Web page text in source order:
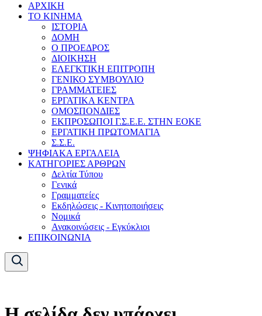
ΑΡΧΙΚΗ
ΤΟ ΚΙΝΗΜΑ
ΙΣΤΟΡΙΑ
ΔΟΜΗ
Ο ΠΡΟΕΔΡΟΣ
ΔΙΟΙΚΗΣΗ
ΕΛΕΓΚΤΙΚΗ ΕΠΙΤΡΟΠΗ
ΓΕΝΙΚΟ ΣΥΜΒΟΥΛΙΟ
ΓΡΑΜΜΑΤΕΙΕΣ
ΕΡΓΑΤΙΚΑ ΚΕΝΤΡΑ
ΟΜΟΣΠΟΝΔΙΕΣ
ΕΚΠΡΟΣΩΠΟΙ Γ.Σ.Ε.Ε. ΣΤΗΝ ΕΟΚΕ
ΕΡΓΑΤΙΚΗ ΠΡΩΤΟΜΑΓΙΑ
Σ.Σ.Ε.
ΨΗΦΙΑΚΑ ΕΡΓΑΛΕΙΑ
ΚΑΤΗΓΟΡΙΕΣ ΑΡΘΡΩΝ
Δελτία Τύπου
Γενικά
Γραμματείες
Εκδηλώσεις - Κινητοποιήσεις
Νομικά
Ανακοινώσεις - Εγκύκλιοι
ΕΠΙΚΟΙΝΩΝΙΑ